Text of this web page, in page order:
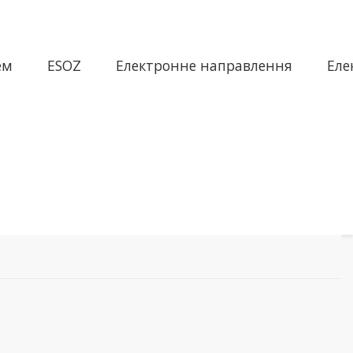
ESOZ Електронне направлення